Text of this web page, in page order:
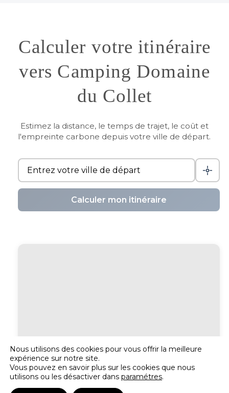
Calculer votre itinéraire
vers Camping Domaine
du Collet
Estimez la distance, le temps de trajet, le coût et
l'empreinte carbone depuis votre ville de départ.
Calculer mon itinéraire
Nous utilisons des cookies pour vous offrir la meilleure
expérience sur notre site.
Vous pouvez en savoir plus sur les cookies que nous
utilisons ou les désactiver dans paramétres.